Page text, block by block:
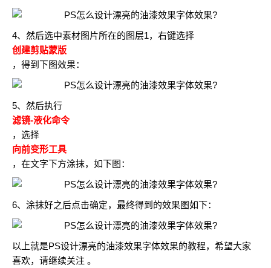
4、然后选中素材图片所在的图层1，右键选择
创建剪贴蒙版
，得到下图效果：
5、然后执行
滤镜-液化命令
，选择
向前变形工具
，在文字下方涂抹，如下图：
6、涂抹好之后点击确定，最终得到的效果图如下：
以上就是PS设计漂亮的油漆效果字体效果的教程，希望大家
喜欢，请继续关注 。